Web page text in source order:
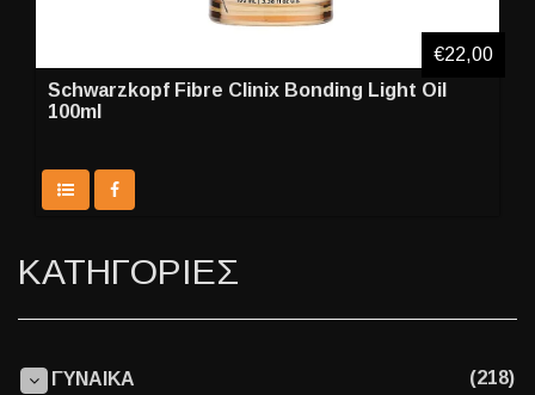
Schwarzkopf Fibre Clinix Bonding Light Oil
100ml
€22,00
ΚΑΤΗΓΟΡΙΕΣ
ΓΥΝΑΙΚΑ
(218)